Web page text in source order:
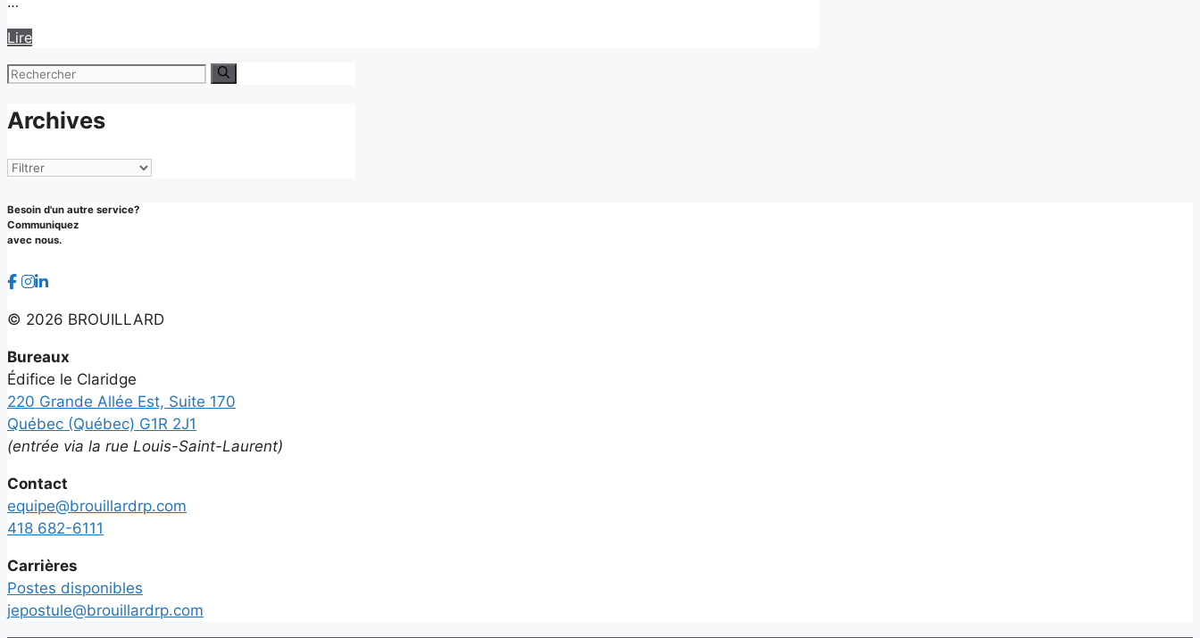
Lire
Rechercher :
Archives
Archives
Besoin d'un autre service?
Communiquez
avec nous.
© 2026 BROUILLARD
Bureaux
Édifice le Claridge
220 Grande Allée Est, Suite 170
Québec (Québec) G1R 2J1
(entrée via la rue Louis-Saint-Laurent)
Contact
equipe@brouillardrp.com
418 682-6111
Carrières
Postes disponibles
jepostule@brouillardrp.com